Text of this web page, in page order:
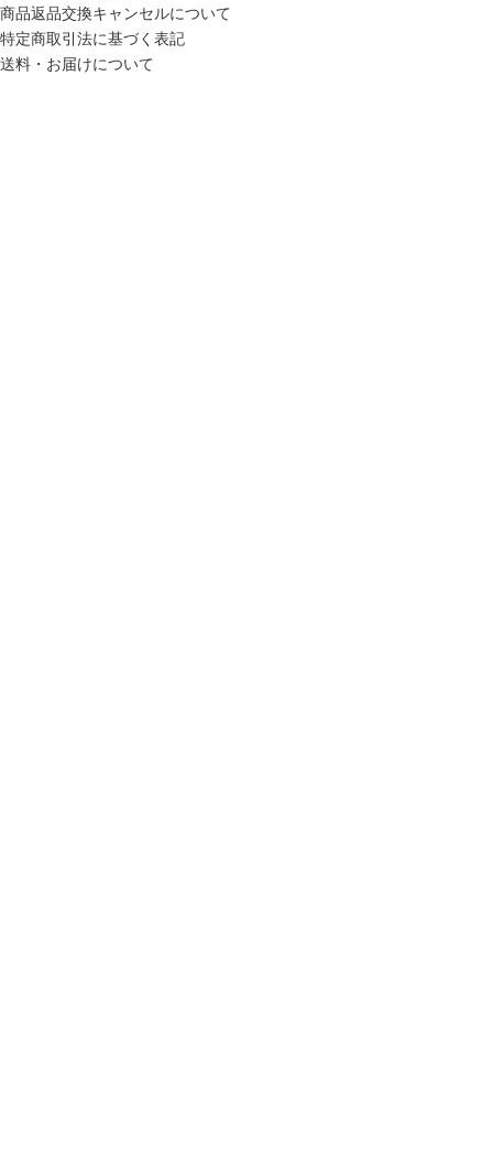
商品返品交換キャンセルについて
特定商取引法に基づく表記
送料・お届けについて